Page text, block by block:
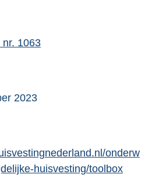
nr. 1063
2023
onderw
huisvesting/toolbox